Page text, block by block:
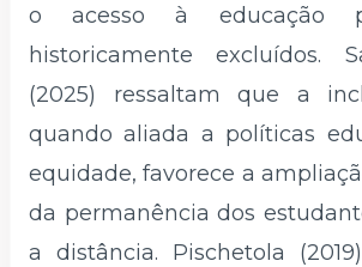
o acesso à educação
historicamente excluídos.
(2025) ressaltam que a
quando aliada a políticas
equidade, favorece a
da permanência dos
a distância. Pischetola